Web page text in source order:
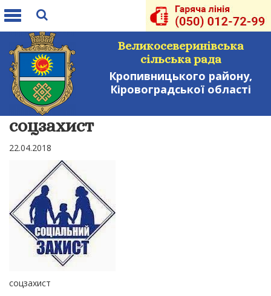
Toggle
Великосеверинівська
сільська рада
Кропивницького району,
Кіровоградської області
соцзахист
22.04.2018
соцзахист